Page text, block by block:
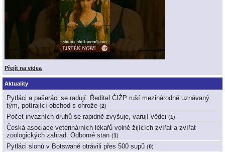
Přejít na videa
Aktuality
Pytláci a pašeráci se radují. Ředitel ČIŽP ruší mezinárodně uznávaný
tým, potírající obchod s ohrože (2)
Počet invazních druhů se rapidně zvyšuje, varují vědci (1 )
Česká asociace veterinárních lékařů volně žijících zvířat a zvířat
zoologických zahrad: Odborné stan (1 )
Pytláci slonů v Botswaně otrávili přes 500 supů (0)